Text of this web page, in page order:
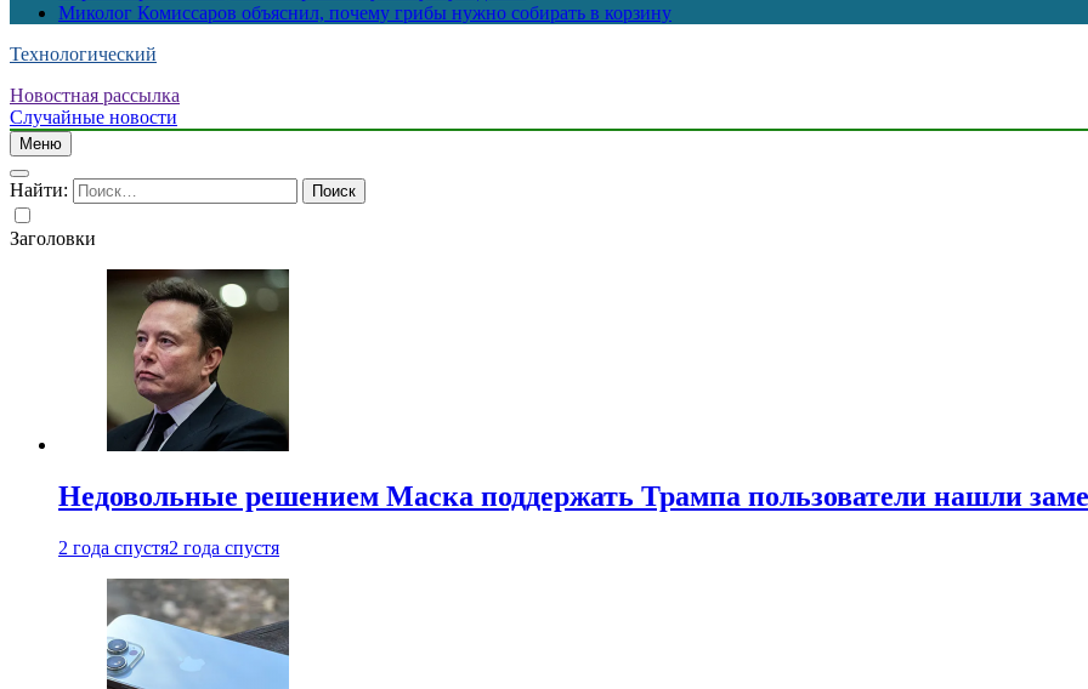
Миколог Комиссаров объяснил, почему грибы нужно собирать в корзину
Технологический
Новостная рассылка
Случайные новости
Меню
Найти:
Заголовки
Недовольные решением Маска поддержать Трампа пользователи нашли
2 года спустя2 года спустя